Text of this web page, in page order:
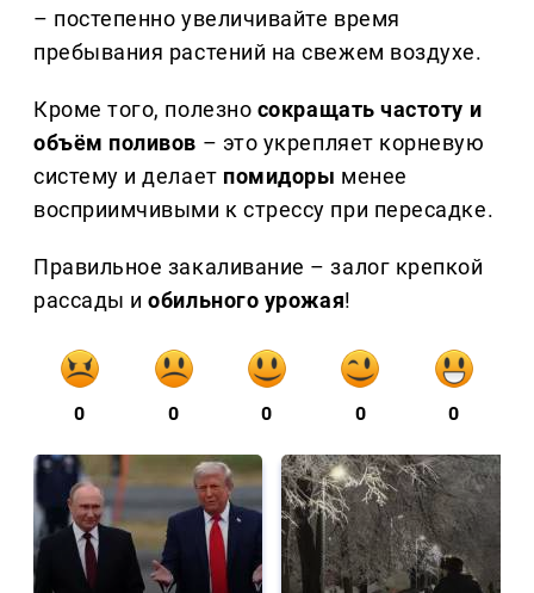
– постепенно увеличивайте время
пребывания растений на свежем воздухе.
Кроме того, полезно сокращать частоту и
объём поливов – это укрепляет корневую
систему и делает помидоры менее
восприимчивыми к стрессу при пересадке.
Правильное закаливание – залог крепкой
рассады иобильного урожая!
0 0 0 0 0